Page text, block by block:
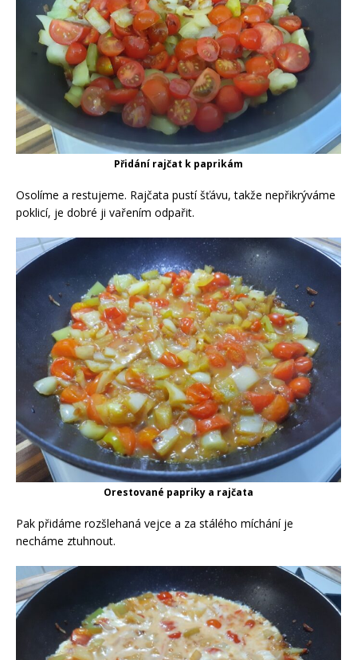
Přidání rajčat k paprikám
Osolíme a restujeme. Rajčata pustí šťávu, takže nepřikrýváme
poklicí, je dobré ji vařením odpařit.
Orestované papriky a rajčata
Pak přidáme rozšlehaná vejce a za stálého míchání je
necháme ztuhnout.